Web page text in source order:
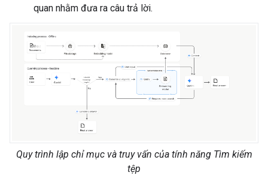
quan nhằm đưa ra câu trả lời.
Quy trình lập chỉ mục và truy vấn của tính năng Tìm kiếm
tệp